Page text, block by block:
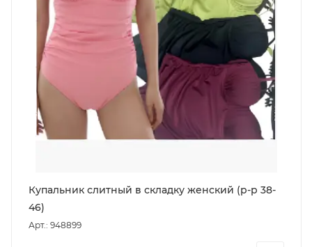
Купальник слитный в складку женский (р-р 38-
46)
Арт.: 948899